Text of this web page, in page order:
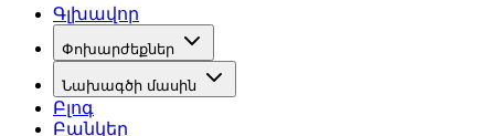
Գլխավոր
Փոխարժեքներ
Նախագծի մասին
Բլոգ
Բանկեր